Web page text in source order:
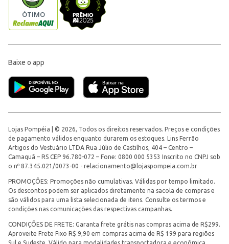
Baixe o app
Lojas Pompéia | © 2026, Todos os direitos reservados. Preços e condições
de pagamento válidos enquanto durarem os estoques. Lins Ferrão
Artigos do Vestuário LTDA Rua Júlio de Castilhos, 404 – Centro –
Camaquã – RS CEP 96.780-072 – Fone: 0800 000 5353 Inscrito no CNPJ sob
o nº 87.345.021/0073-00 - relacionamento@lojaspompeia.com.br
PROMOÇÕES: Promoções não cumulativas. Válidas por tempo limitado.
Os descontos podem ser aplicados diretamente na sacola de compras e
são válidos para uma lista selecionada de itens. Consulte os termos e
condições nas comunicações das respectivas campanhas.
CONDIÇÕES DE FRETE: Garanta frete grátis nas compras acima de R$299.
Aproveite Frete Fixo R$ 9,90 em compras acima de R$ 199 para regiões